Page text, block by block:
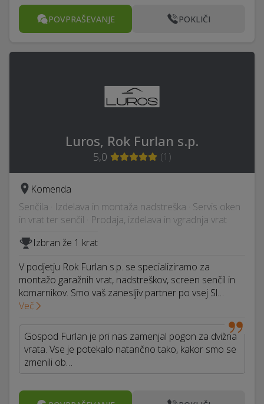
POVPRAŠEVANJE POKLIČI
Luros, Rok Furlan s.p.
5,0 (1 )
Komenda
Senčila · Izdelava in montaža nadstreška · Servis oken
in vrat ter senčil · Prodaja, izdelava in vgradnja vrat
Izbran že 1 krat
V podjetju Rok Furlan s.p. se specializiramo za
montažo garažnih vrat, nadstreškov, screen senčil in
komarnikov. Smo vaš zanesljiv partner po vsej Sl…
Več
Gospod Furlan je pri nas zamenjal pogon za dvižna
vrata. Vse je potekalo natančno tako, kakor smo se
zmenili ob…